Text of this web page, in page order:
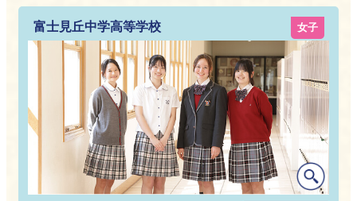
富士見丘中学高等学校 女子